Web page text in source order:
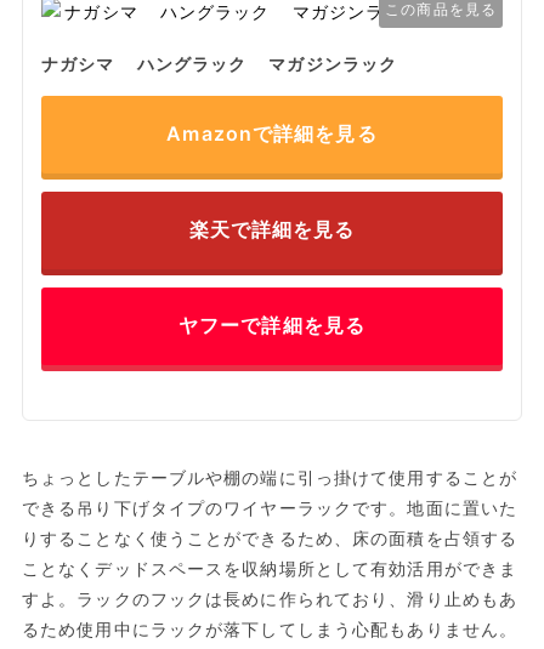
この商品を見る
ナガシマ ハングラック マガジンラック
Amazonで詳細を見る
楽天で詳細を見る
ヤフーで詳細を見る
ちょっとしたテーブルや棚の端に引っ掛けて使用することが
できる吊り下げタイプのワイヤーラックです。地面に置いた
りすることなく使うことができるため、床の面積を占領する
ことなくデッドスペースを収納場所として有効活用ができま
すよ。ラックのフックは長めに作られており、滑り止めもあ
るため使用中にラックが落下してしまう心配もありません。